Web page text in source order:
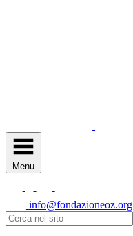
Menu
info@fondazioneoz.org